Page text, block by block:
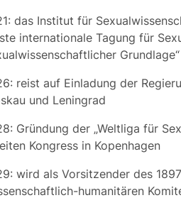
das Institut für
internationale Tagung für
Grundlage“
reist auf Einladung der
und Leningrad
Gründung der „Weltliga für
Kongress in Kopenhagen
wird als Vorsitzender des
humanitären